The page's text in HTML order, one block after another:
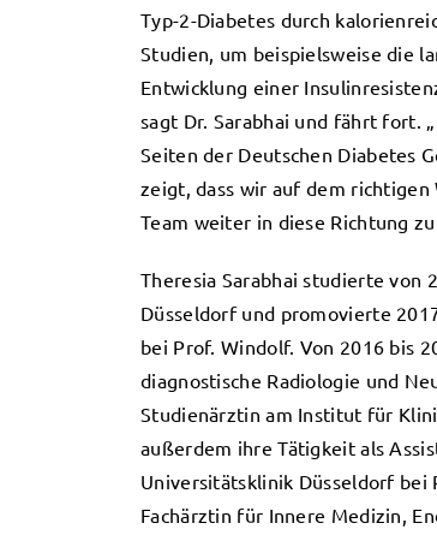
Typ-2-Diabetes durch
Studien, um beispielsweise die
Entwicklung einer
sagt Dr. Sarabhai und fährt fort.
Seiten der Deutschen Diabetes
zeigt, dass wir auf dem
Team weiter in diese Richtung
Theresia Sarabhai studierte von
Düsseldorf und promovierte
bei Prof. Windolf. Von 2016 bis
diagnostische Radiologie und
Studienärztin am Institut für
außerdem ihre Tätigkeit als
Universitätsklinik Düsseldorf
Fachärztin für Innere Medizin,